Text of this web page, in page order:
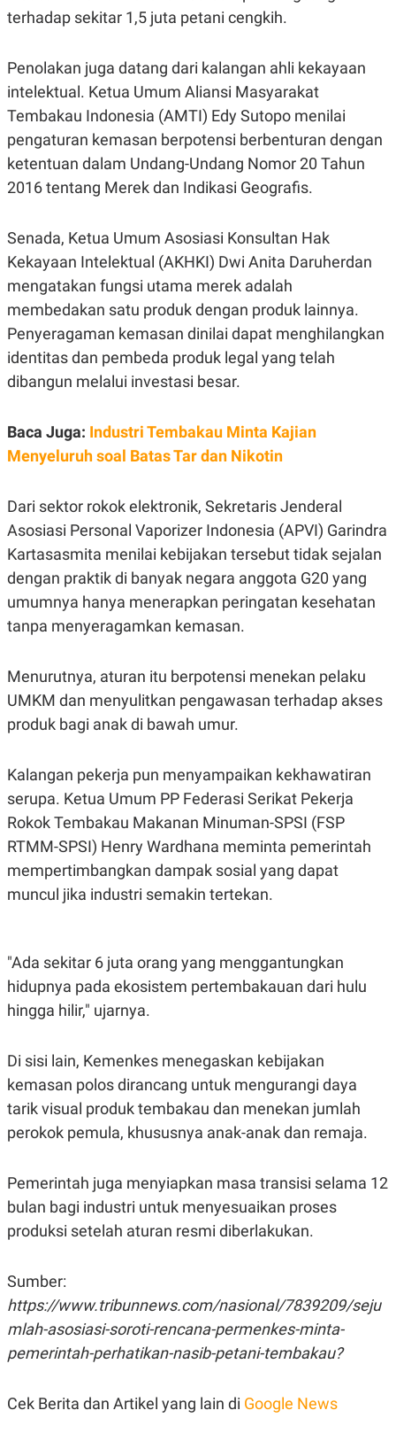
D
.
I
D
SITEMAP PROFILE
TERM
OF
USE
SIBER
PRIVACY
POLICY
terhadap sekitar 1,5 juta petani cengkih.
Penolakan juga datang dari kalangan ahli kekayaan
intelektual. Ketua Umum Aliansi Masyarakat
Tembakau Indonesia (AMTI) Edy Sutopo menilai
pengaturan kemasan berpotensi berbenturan dengan
ketentuan dalam Undang-Undang Nomor 20 Tahun
2016 tentang Merek dan Indikasi Geografis.
Senada, Ketua Umum Asosiasi Konsultan Hak
Kekayaan Intelektual (AKHKI) Dwi Anita Daruherdan
mengatakan fungsi utama merek adalah
membedakan satu produk dengan produk lainnya.
Penyeragaman kemasan dinilai dapat menghilangkan
identitas dan pembeda produk legal yang telah
dibangun melalui investasi besar.
Baca Juga: Industri Tembakau Minta Kajian
Menyeluruh soal Batas Tar dan Nikotin
Dari sektor rokok elektronik, Sekretaris Jenderal
Asosiasi Personal Vaporizer Indonesia (APVI) Garindra
Kartasasmita menilai kebijakan tersebut tidak sejalan
dengan praktik di banyak negara anggota G20 yang
umumnya hanya menerapkan peringatan kesehatan
tanpa menyeragamkan kemasan.
Menurutnya, aturan itu berpotensi menekan pelaku
UMKM dan menyulitkan pengawasan terhadap akses
produk bagi anak di bawah umur.
Kalangan pekerja pun menyampaikan kekhawatiran
serupa. Ketua Umum PP Federasi Serikat Pekerja
Rokok Tembakau Makanan Minuman-SPSI (FSP
RTMM-SPSI) Henry Wardhana meminta pemerintah
mempertimbangkan dampak sosial yang dapat
muncul jika industri semakin tertekan.
"Ada sekitar 6 juta orang yang menggantungkan
hidupnya pada ekosistem pertembakauan dari hulu
hingga hilir," ujarnya.
Di sisi lain, Kemenkes menegaskan kebijakan
kemasan polos dirancang untuk mengurangi daya
tarik visual produk tembakau dan menekan jumlah
perokok pemula, khususnya anak-anak dan remaja.
Pemerintah juga menyiapkan masa transisi selama 12
bulan bagi industri untuk menyesuaikan proses
produksi setelah aturan resmi diberlakukan.
Sumber:
https://www.tribunnews.com/nasional/7839209/seju
mlah-asosiasi-soroti-rencana-permenkes-minta-
pemerintah-perhatikan-nasib-petani-tembakau?
Cek Berita dan Artikel yang lain di Google News